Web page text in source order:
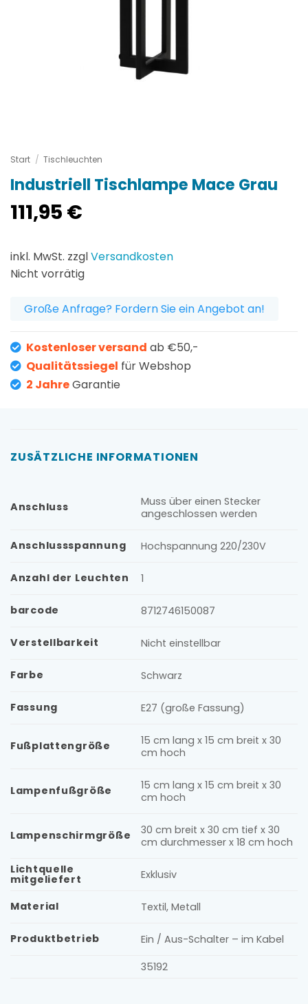
Start / Tischleuchten
Industriell Tischlampe Mace Grau
111,95 €
inkl. MwSt. zzglVersandkosten
Nicht vorrätig
Große Anfrage? Fordern Sie ein Angebot an!
Kostenloser versand ab €50,-
Qualitätssiegel für Webshop
2 JahreGarantie
ZUSÄTZLICHE INFORMATIONEN
Anschluss
Muss über einen Stecker
angeschlossen werden
Anschlussspannung Hochspannung 220/230V
Anzahl der Leuchten 1
barcode 8712746150087
Verstellbarkeit Nicht einstellbar
Farbe Schwarz
Fassung E27 (große Fassung)
Fußplattengröße
15 cm lang x 15 cm breit x 30
cm hoch
Lampenfußgröße
15 cm lang x 15 cm breit x 30
cm hoch
Lampenschirmgröße
30 cm breit x 30 cm tief x 30
cm durchmesser x 18 cm hoch
Lichtquelle
mitgeliefert Exklusiv
Material Textil, Metall
Produktbetrieb
Ein / Aus-Schalter – im Kabel
35192